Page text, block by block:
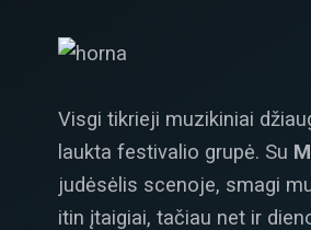
Visgi tikrieji muzikiniai
laukta festivalio grupė. Su
judėsėlis scenoje, smagi
itin įtaigiai, tačiau net ir